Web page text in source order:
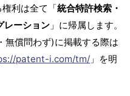
利は全て「統合特許検索・
レーション 」に帰属します。
無償問わず)に掲載する際は
patent-i.com/tm/ 」を明